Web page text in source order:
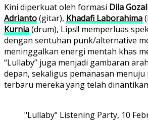
Kini diperkuat oleh formasi Dila
Adrianto(gitar), Khadafi Laborahima
Kurnia(drum), Lips!! memperluas
dengan sentuhan punk/alternative
meninggalkan energi mentah khas
“Lullaby” juga menjadi gambaran
depan, sekaligus pemanasan
terbaru mereka yang telah
"Lullaby" Listening Party, 10